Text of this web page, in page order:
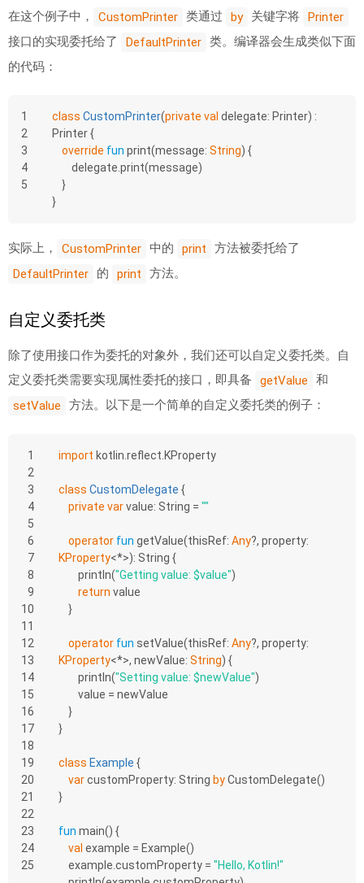
在这个例子中， CustomPrinter 类通过 by 关键字将 Printer
接口的实现委托给了
DefaultPrinter 类。编译器会生成类似下面
的代码：
1
2
3
4
5
class CustomPrinter(private val delegate: Printer) :
Printer {
override fun print(message: String) {
        delegate.print(message)
    }
}
实际上， CustomPrinter 中的 print
方法被委托给了
DefaultPrinter
的 print 方法。
自定义委托类
除了使用接口作为委托的对象外，我们还可以自定义委托类。自
定义委托类需要实现属性委托的接口，即具备
getValue
和
setValue
方法。以下是一个简单的自定义委托类的例子：
1
2
3
4
5
6
7
8
9
10
11
12
13
14
15
16
17
18
19
20
21
22
23
24
25
import kotlin.reflect.KProperty
class CustomDelegate {
private var value: String = ""
operator fun getValue(thisRef: Any
KProperty<*>): String {
        println(
"Getting value: $value")
return value
    }
operator fun setValue(thisRef: Any
KProperty<*>, newValue: String) {
        println(
"Setting value: $newValue")
        value = newValue
    }
}
class Example {
var customProperty: String by CustomDelegate()
}
fun main() {
val example = Example()
    example.customProperty =
"Hello, Kotlin!"